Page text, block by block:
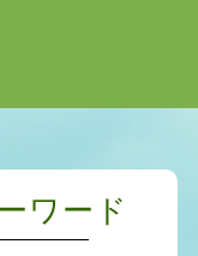
ワード